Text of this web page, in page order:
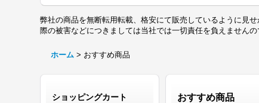
弊社の商品を無断転用転載、格安にて販売しているように見
際の被害などにつきましては当社では一切責任を負えません
ホーム > おすすめ商品
ショッピングカート おすすめ商品